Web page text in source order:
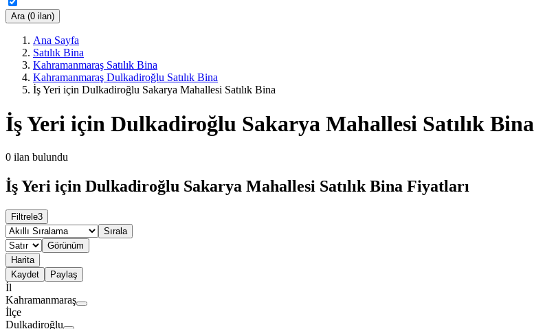
Ara (0 ilan)
Ana Sayfa
Satılık Bina
Kahramanmaraş Satılık Bina
Kahramanmaraş Dulkadiroğlu Satılık Bina
İş Yeri için Dulkadiroğlu Sakarya Mahallesi Satılık Bina
İş Yeri için Dulkadiroğlu Sakarya Mahallesi Satılık Bina
0 ilan bulundu
İş Yeri için Dulkadiroğlu Sakarya Mahallesi Satılık Bina Fiyatları
Filtrele3
Sırala
Görünüm
Harita
Kaydet
Paylaş
İl
Kahramanmaraş
İlçe
Dulkadiroğlu